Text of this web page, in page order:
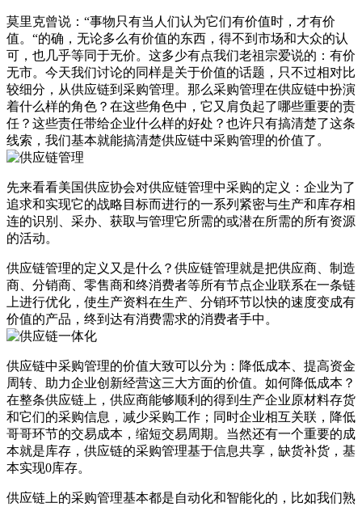
莫里克曾说：“事物只有当人们认为它们有价值时，才有价
值。“的确，无论多么有价值的东西，得不到市场和大众的认
可，也几乎等同于无价。这多少有点我们老祖宗爱说的：有价
无市。今天我们讨论的同样是关于价值的话题，只不过相对比
较细分，从供应链到采购管理。那么采购管理在供应链中扮演
着什么样的角色？在这些角色中，它又肩负起了哪些重要的责
任？这些责任带给企业什么样的好处？也许只有搞清楚了这条
线索，我们基本就能搞清楚供应链中采购管理的价值了。
先来看看美国供应协会对供应链管理中采购的定义：企业为了
追求和实现它的战略目标而进行的一系列紧密与生产和库存相
连的识别、采办、获取与管理它所需的或潜在所需的所有资源
的活动。
供应链管理的定义又是什么？供应链管理就是把供应商、制造
商、分销商、零售商和终消费者等所有节点企业联系在一条链
上进行优化，使生产资料在生产、分销环节以快的速度变成有
价值的产品，终到达有消费需求的消费者手中。
供应链中采购管理的价值大致可以分为：降低成本、提高资金
周转、助力企业创新经营这三大方面的价值。如何降低成本？
在整条供应链上，供应商能够顺利的得到生产企业原材料存货
和它们的采购信息，减少采购工作；同时企业相互关联，降低
哥哥环节的交易成本，缩短交易周期。当然还有一个重要的成
本就是库存，供应链的采购管理基于信息共享，缺货补货，基
本实现0库存。
供应链上的采购管理基本都是自动化和智能化的，比如我们熟